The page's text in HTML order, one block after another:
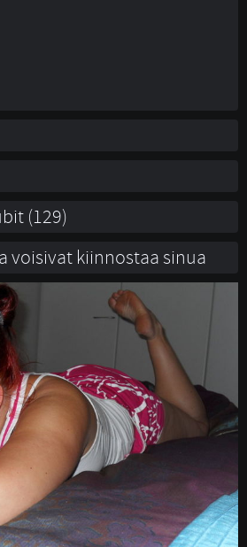
(129)
voisivat kiinnostaa sinua